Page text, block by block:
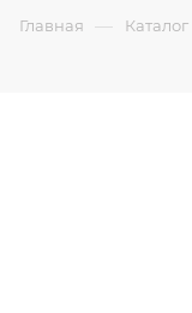
Главная — Каталог